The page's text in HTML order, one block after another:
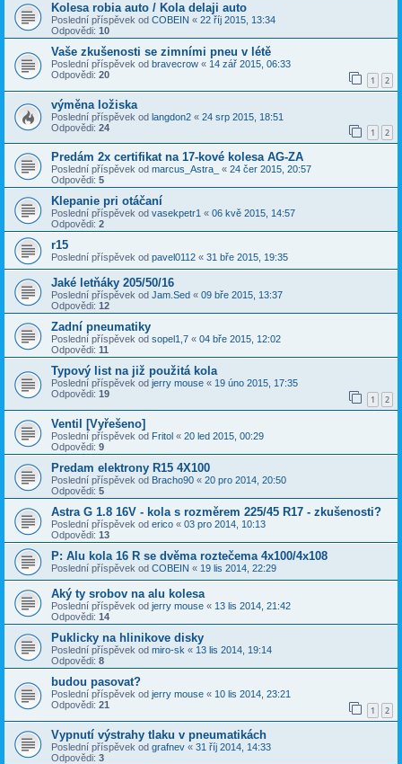
Kolesa robia auto / Kola delaji auto
Poslední příspěvek od COBEIN « 22 říj 2015, 13:34
Odpovědi: 10
Vaše zkušenosti se zimními pneu v létě
Poslední příspěvek od bravecrow « 14 zář 2015, 06:33
Odpovědi: 20 1 2
výměna ložiska
Poslední příspěvek od langdon2 « 24 srp 2015, 18:51
Odpovědi: 24 1 2
Predám 2x certifikat na 17-kové kolesa AG-ZA
Poslední příspěvek od marcus_Astra_ « 24 čer 2015, 20:57
Odpovědi: 5
Klepanie pri otáčaní
Poslední příspěvek od vasekpetr1 « 06 kvě 2015, 14:57
Odpovědi: 2
r15
Poslední příspěvek od pavel0112 « 31 bře 2015, 19:35
Jaké letňáky 205/50/16
Poslední příspěvek od Jam.Sed « 09 bře 2015, 13:37
Odpovědi: 12
Zadní pneumatiky
Poslední příspěvek od sopel1,7 « 04 bře 2015, 12:02
Odpovědi: 11
Typový list na již použitá kola
Poslední příspěvek od jerry mouse « 19 úno 2015, 17:35
Odpovědi: 19 1 2
Ventil [Vyřešeno]
Poslední příspěvek od Fritol « 20 led 2015, 00:29
Odpovědi: 9
Predam elektrony R15 4X100
Poslední příspěvek od Bracho90 « 20 pro 2014, 20:50
Odpovědi: 5
Astra G 1.8 16V - kola s rozměrem 225/45 R17 - zkušenosti?
Poslední příspěvek od erico « 03 pro 2014, 10:13
Odpovědi: 13
P: Alu kola 16 R se dvěma roztečema 4x100/4x108
Poslední příspěvek od COBEIN « 19 lis 2014, 22:29
Aký ty srobov na alu kolesa
Poslední příspěvek od jerry mouse « 13 lis 2014, 21:42
Odpovědi: 14
Puklicky na hlinikove disky
Poslední příspěvek od miro-sk « 13 lis 2014, 19:14
Odpovědi: 8
budou pasovat?
Poslední příspěvek od jerry mouse « 10 lis 2014, 23:21
Odpovědi: 21 1 2
Vypnutí výstrahy tlaku v pneumatikách
Poslední příspěvek od grafnev « 31 říj 2014, 14:33
Odpovědi: 3